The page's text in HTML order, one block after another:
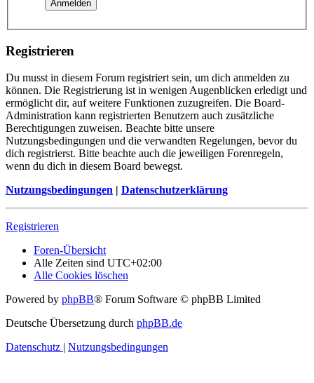
Registrieren
Du musst in diesem Forum registriert sein, um dich anmelden zu
können. Die Registrierung ist in wenigen Augenblicken erledigt und
ermöglicht dir, auf weitere Funktionen zuzugreifen. Die Board-
Administration kann registrierten Benutzern auch zusätzliche
Berechtigungen zuweisen. Beachte bitte unsere
Nutzungsbedingungen und die verwandten Regelungen, bevor du
dich registrierst. Bitte beachte auch die jeweiligen Forenregeln,
wenn du dich in diesem Board bewegst.
Nutzungsbedingungen | Datenschutzerklärung
Registrieren
Foren-Übersicht
Alle Zeiten sind UTC+02:00
Alle Cookies löschen
Powered by phpBB® Forum Software © phpBB Limited
Deutsche Übersetzung durch phpBB.de
Datenschutz | Nutzungsbedingungen